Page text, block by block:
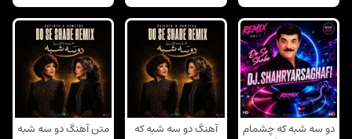
دو سه شبه که چشمام
آهنگ دو سه شبه که
متن آهنگ دو سه شبه